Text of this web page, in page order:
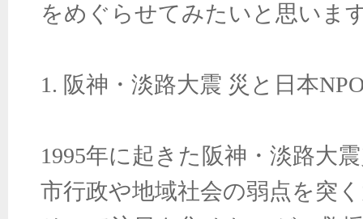
をめぐらせてみたいと思いま
1. 阪神・淡路大震 災と日本
1995年に起きた阪神・淡路大
市行政や地域社会の弱点を突